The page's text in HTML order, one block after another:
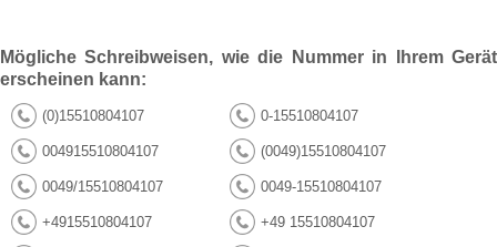
Mögliche Schreibweisen, wie die Nummer in Ihrem Gerät
erscheinen kann:
(0)15510804107 0-15510804107
004915510804107 (0049)15510804107
0049/15510804107 0049-15510804107
+4915510804107 +49 15510804107